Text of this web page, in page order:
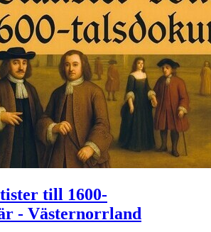
till 1600-
- Västernorrland